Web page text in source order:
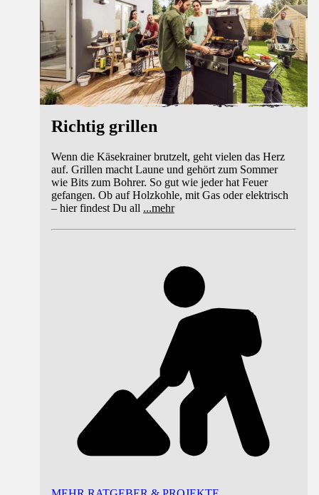
Richtig grillen
Wenn die Käsekrainer brutzelt, geht vielen das Herz
auf. Grillen macht Laune und gehört zum Sommer
wie Bits zum Bohrer. So gut wie jeder hat Feuer
gefangen. Ob auf Holzkohle, mit Gas oder elektrisch
– hier findest Du all ...mehr